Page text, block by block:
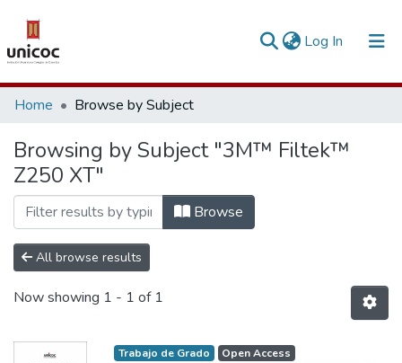
Log In (current)
Communities & Collections
Research Outputs
Fundings & Projects
People
Statistics
Home Browse by Subject
Browsing by Subject "3M™ Filtek™
Z250 XT"
Browse
All browse results
Now showing 1 - 1 of 1
Trabajo de Grado Open Access